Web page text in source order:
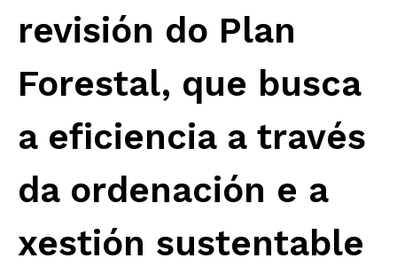
revisión do Plan
Forestal, que busca
a eficiencia a través
da ordenación e a
xestión sustentable